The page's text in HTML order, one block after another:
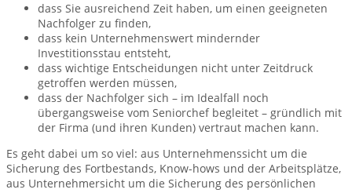
dass Sie ausreichend Zeit haben, um einen geeigneten
Nachfolger zu finden,
dass kein Unternehmenswert mindernder
Investitionsstau entsteht,
dass wichtige Entscheidungen nicht unter Zeitdruck
getroffen werden müssen,
dass der Nachfolger sich – im Idealfall noch
übergangsweise vom Seniorchef begleitet – gründlich mit
der Firma (und ihren Kunden) vertraut machen kann.
Es geht dabei um so viel: aus Unternehmenssicht um die
Sicherung des Fortbestands, Know-hows und der Arbeitsplätze,
aus Unternehmersicht um die Sicherung des persönlichen